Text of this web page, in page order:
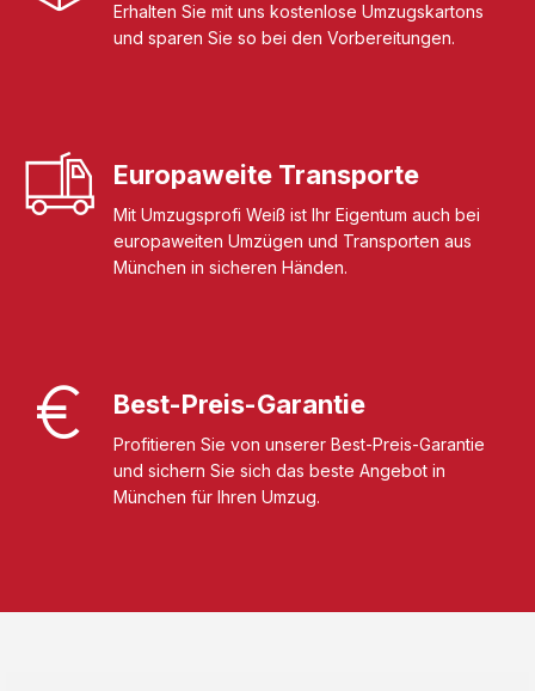
Erhalten Sie mit uns kostenlose Umzugskartons
und sparen Sie so bei den Vorbereitungen.
Europaweite Transporte
Mit Umzugsprofi Weiß ist Ihr Eigentum auch bei
europaweiten Umzügen und Transporten aus
München in sicheren Händen.
Best-Preis-Garantie
Profitieren Sie von unserer Best-Preis-Garantie
und sichern Sie sich das beste Angebot in
München für Ihren Umzug.